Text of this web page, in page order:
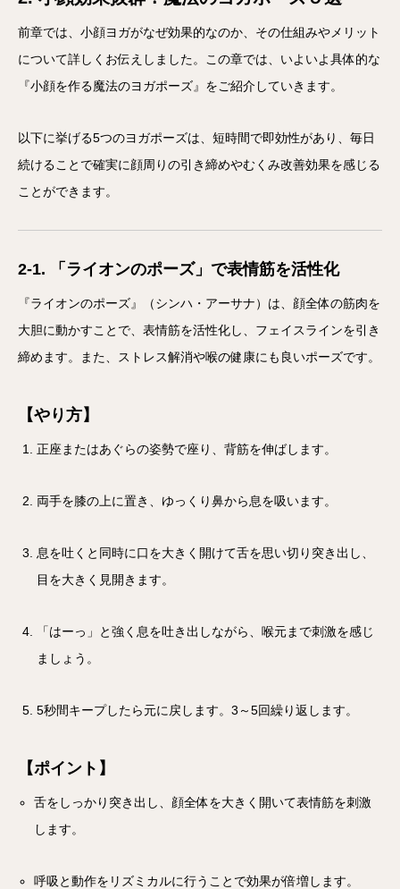
前章では、小顔ヨガがなぜ効果的なのか、その仕組みやメリット
について詳しくお伝えしました。この章では、いよいよ具体的な
『小顔を作る魔法のヨガポーズ』をご紹介していきます。
以下に挙げる5つのヨガポーズは、短時間で即効性があり、毎日
続けることで確実に顔周りの引き締めやむくみ改善効果を感じる
ことができます。
2-1. 「ライオンのポーズ」で表情筋を活性化
『ライオンのポーズ』（シンハ・アーサナ）は、顔全体の筋肉を
大胆に動かすことで、表情筋を活性化し、フェイスラインを引き
締めます。また、ストレス解消や喉の健康にも良いポーズです。
【やり方】
正座またはあぐらの姿勢で座り、背筋を伸ばします。
両手を膝の上に置き、ゆっくり鼻から息を吸います。
息を吐くと同時に口を大きく開けて舌を思い切り突き出し、
目を大きく見開きます。
「はーっ」と強く息を吐き出しながら、喉元まで刺激を感じ
ましょう。
5秒間キープしたら元に戻します。3～5回繰り返します。
【ポイント】
舌をしっかり突き出し、顔全体を大きく開いて表情筋を刺激
します。
呼吸と動作をリズミカルに行うことで効果が倍増します。